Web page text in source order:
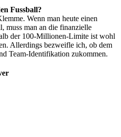
Fussball?
Wenn man heute einen
muss man an die finanzielle
der 100-Millionen-Limite ist wohl
Allerdings bezweifle ich, ob dem
Team-Identifikation zukommen.